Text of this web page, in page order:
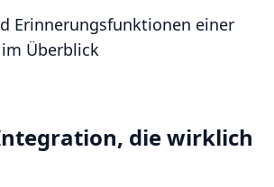
die wirklich